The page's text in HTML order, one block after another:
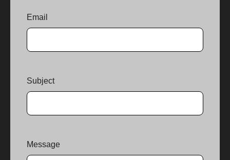
Email
Subject
Message